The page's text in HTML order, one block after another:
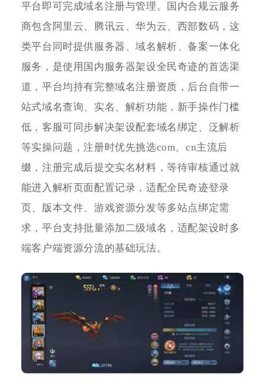
平台即可完成域名注册与管理。国内合规云服务
商包含阿里云、腾讯云、华为云、西部数码，这
类平台同时提供服务器、域名解析、备案一体化
服务，是使用国内服务器架设全民奇迹的首选渠
道，平台均持有完整域名注册资质，后台自带一
站式域名查询、实名、解析功能，新手操作门槛
低，客服可同步解决架设配套域名绑定、泛解析
等实操问题，注册时优先挑选com、cn主流后
缀，注册完成后提交实名材料，等待审核通过就
能进入解析页面配置记录，适配全民奇迹登录
页、版本文件、游戏资源分发等多站点绑定需
求，平台支持批量添加二级域名，适配架设时多
端客户端资源分流的基础玩法。